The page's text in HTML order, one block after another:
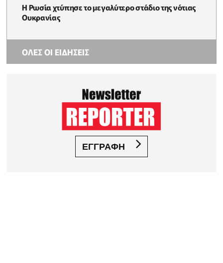
Η Ρωσία χτύπησε το μεγαλύτερο στάδιο της νότιας
Ουκρανίας
ΟΛΕΣ ΟΙ ΕΙΔΗΣΕΙΣ
ΕΓΓΡΑΦΗ